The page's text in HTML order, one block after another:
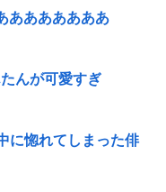
あああああああ
んが可愛すぎ
に惚れてしまった俳